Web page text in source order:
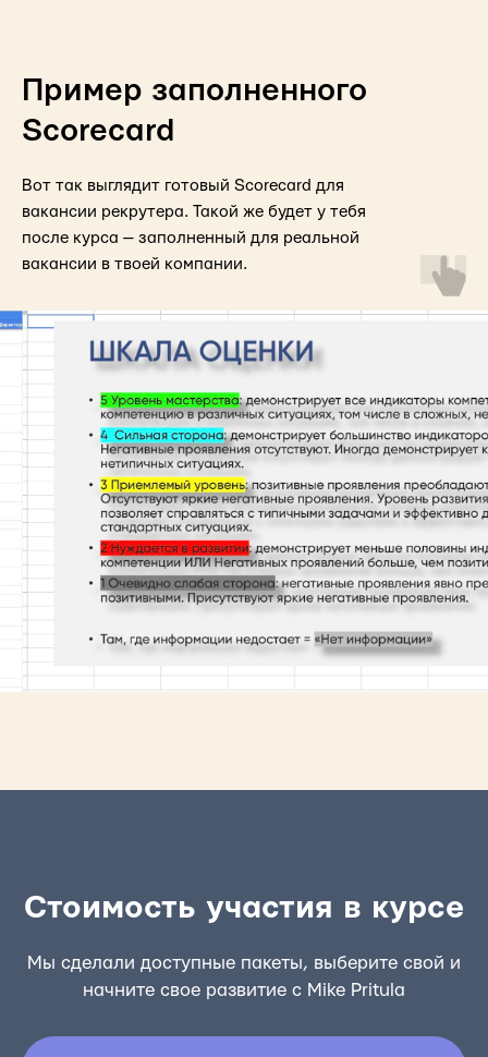
Пример заполненного
Scorecard
Вот так выглядит готовый Scorecard для
вакансии рекрутера. Такой же будет у тебя
после курса — заполненный для реальной
вакансии в твоей компании.
Стоимость участия в курсе
Мы сделали доступные пакеты, выберите свой и
начните свое развитие с Mike Pritula